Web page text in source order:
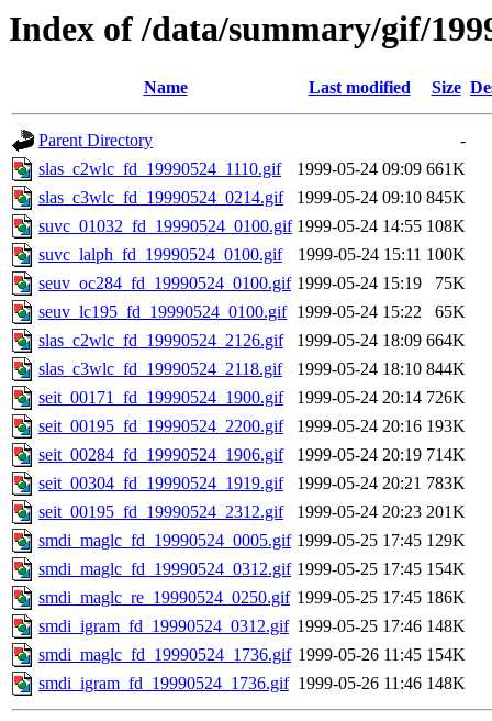
Index of /data/summary/gif/
Name Last modified Size
Parent Directory
-
slas_c2wlc_fd_19990524_1110.gif
1999-05-24 09:09 661K
slas_c3wlc_fd_19990524_0214.gif
1999-05-24 09:10 845K
suvc_01032_fd_19990524_0100.gif 1999-05-24 14:55 108K
suvc_lalph_fd_19990524_0100.gif
1999-05-24 15:11 100K
seuv_oc284_fd_19990524_0100.gif 1999-05-24 15:19
75K
seuv_lc195_fd_19990524_0100.gif 1999-05-24 15:22
65K
slas_c2wlc_fd_19990524_2126.gif
1999-05-24 18:09 664K
slas_c3wlc_fd_19990524_2118.gif
1999-05-24 18:10 844K
seit_00171_fd_19990524_1900.gif
1999-05-24 20:14 726K
seit_00195_fd_19990524_2200.gif
1999-05-24 20:16 193K
seit_00284_fd_19990524_1906.gif
1999-05-24 20:19 714K
seit_00304_fd_19990524_1919.gif
1999-05-24 20:21 783K
seit_00195_fd_19990524_2312.gif
1999-05-24 20:23 201K
smdi_maglc_fd_19990524_0005.gif 1999-05-25 17:45 129K
smdi_maglc_fd_19990524_0312.gif 1999-05-25 17:45 154K
smdi_maglc_re_19990524_0250.gif 1999-05-25 17:45 186K
smdi_igram_fd_19990524_0312.gif 1999-05-25 17:46 148K
smdi_maglc_fd_19990524_1736.gif 1999-05-26 11:45 154K
smdi_igram_fd_19990524_1736.gif 1999-05-26 11:46 148K